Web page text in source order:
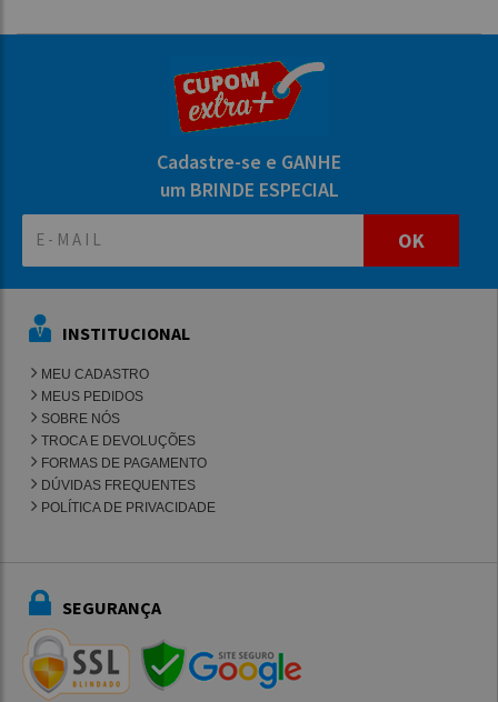
Cadastre-se e GANHE
um BRINDE ESPECIAL
OK
INSTITUCIONAL
MEU CADASTRO
MEUS PEDIDOS
SOBRE NÓS
TROCA E DEVOLUÇÕES
FORMAS DE PAGAMENTO
DÚVIDAS FREQUENTES
POLÍTICA DE PRIVACIDADE
SEGURANÇA